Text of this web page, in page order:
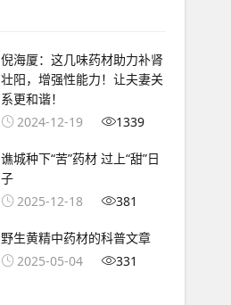
倪海厦：这几味药材助力补肾
壮阳，增强性能力！让夫妻关
系更和谐！
2024-12-19
1339
谯城种下“苦”药材 过上“甜”日
子
2025-12-18
381
野生黄精中药材的科普文章
2025-05-04
331